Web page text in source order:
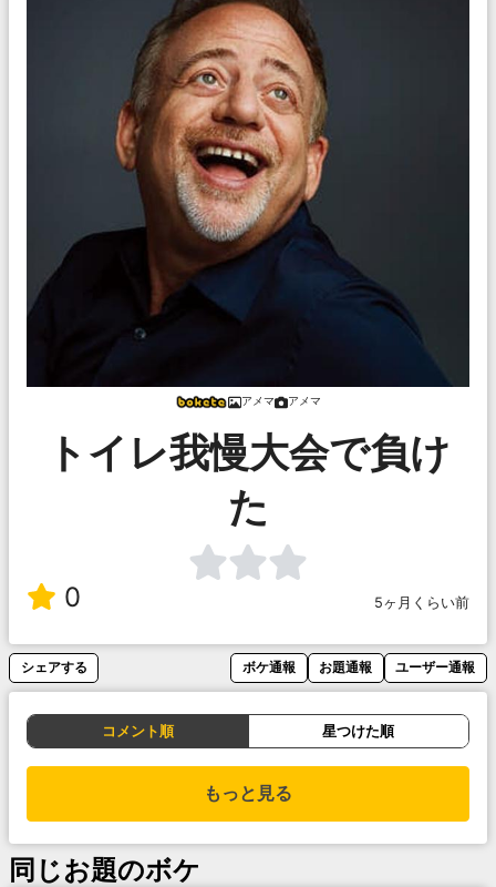
アメマ アメマ
トイレ我慢大会で負け
た
0 5ヶ月くらい前
シェアする ボケ通報 お題通報 ユーザー通報
コメント順 星つけた順
もっと見る
同じお題のボケ